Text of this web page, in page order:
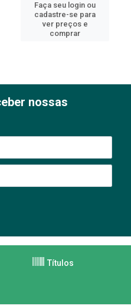
Faça seu login ou
cadastre-se para
ver preços e
comprar
nossas
Títulos